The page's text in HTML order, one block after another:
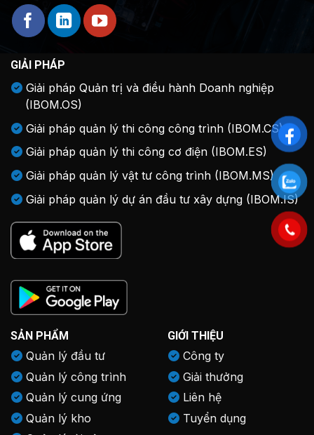
GIẢI PHÁP
Giải pháp Quản trị và điều hành Doanh nghiệp
(IBOM.OS)
Giải pháp quản lý thi công công trình (IBOM.CS)
Giải pháp quản lý thi công cơ điện (IBOM.ES)
Giải pháp quản lý vật tư công trình (IBOM.MS)
Giải pháp quản lý dự án đầu tư xây dựng (IBOM.IS)
SẢN PHẨM
Quản lý đầu tư
Quản lý công trình
Quản lý cung ứng
Quản lý kho
GIỚI THIỆU
Công ty
Giải thưởng
Liên hệ
Tuyển dụng